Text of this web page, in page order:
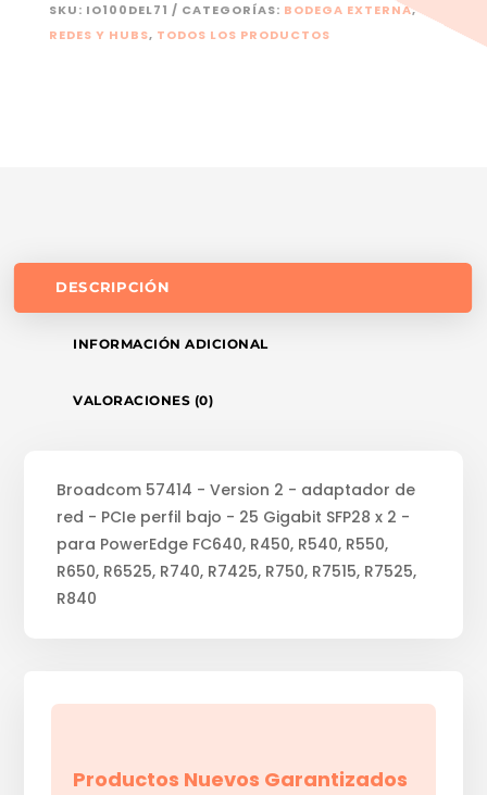
SKU: IO100DEL71 CATEGORÍAS: BODEGA EXTERNA,
REDES Y HUBS, TODOS LOS PRODUCTOS
DESCRIPCIÓN
INFORMACIÓN ADICIONAL
VALORACIONES (0)
Broadcom 57414 - Version 2 - adaptador de
red - PCIe perfil bajo - 25 Gigabit SFP28 x 2 -
para PowerEdge FC640, R450, R540, R550,
R650, R6525, R740, R7425, R750, R7515, R7525,
R840
Productos Nuevos Garantizados